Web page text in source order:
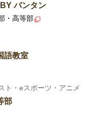
バンタン
・高等部
語教室
ト・eスポーツ・アニメ
部